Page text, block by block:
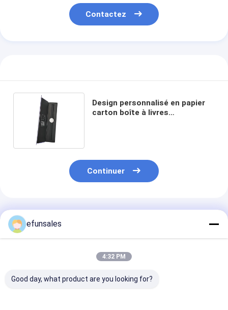
Contactez
Design personnalisé en papier
carton boîte à livres
Continuer
Produits Recommandés
efunsales
4:32 PM
Good day, what product are you looking for?